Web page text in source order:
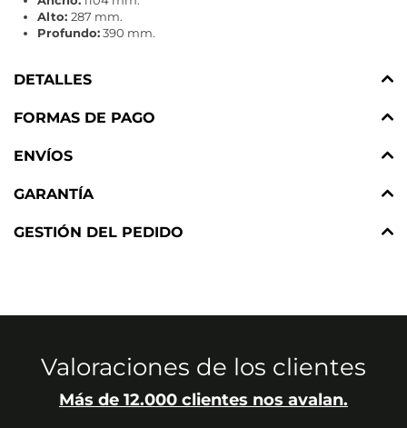
Alto: 287 mm.
Profundo:390 mm.
DETALLES
FORMAS DE PAGO
ENVÍOS
GARANTÍA
GESTIÓN DEL PEDIDO
Valoraciones de los clientes
Más de 12.000 clientes nos avalan.